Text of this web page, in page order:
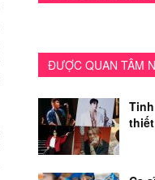
ĐƯỢC QUAN TÂM